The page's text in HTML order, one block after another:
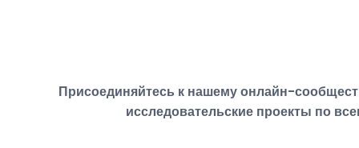
Присоединяйтесь к нашему онлайн-
исследовательские проекты по